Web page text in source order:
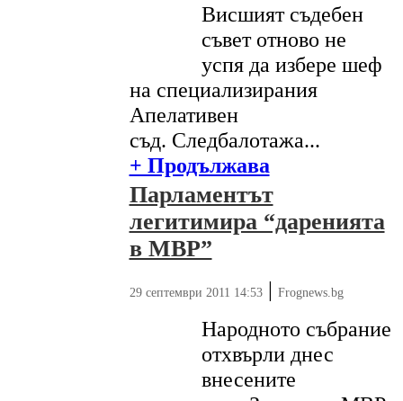
Висшият съдебен
съвет отново не
успя да избере шеф
на специализирания
Апелативен
съд. Следбалотажа...
+ Продължава
Парламентът
легитимира “даренията
в МВР”
29 септември 2011 14:53| Frognews.bg
Народното събрание
отхвърли днес
внесените